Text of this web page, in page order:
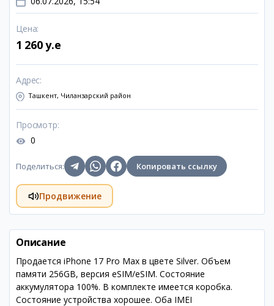
Цена:
1 260 y.e
Адрес:
Ташкент, Чиланзарский район
Просмотр:
0
Поделиться: Копировать ссылку
Продвижение
Описание
Продается iPhone 17 Pro Max в цвете Silver. Объем
памяти 256GB, версия eSIM/eSIM. Состояние
аккумулятора 100%. В комплекте имеется коробка.
Состояние устройства хорошее. Оба IMEI